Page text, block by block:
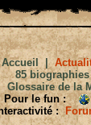
Accueil|
85 biographies
Glossaire de la
Pour le fun :
: